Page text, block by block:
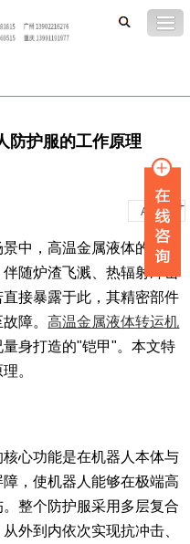
防护服的工作原理
A A +
中，高温金属液体的转运
随炉渣飞溅、热辐射冲击
接暴露于此，其精密部件
故障。高温金属液体转运机
量身打造的"铠甲"。本文特
。
心功能是在机器人本体与
，使机器人能够在极端高
整个防护服采用多层复合
外到内依次实现抗冲击、